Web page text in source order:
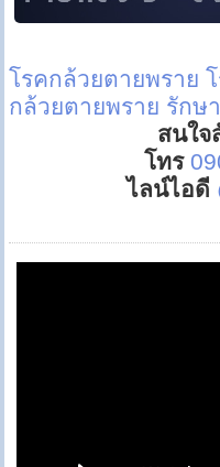
โรคกล้วยตายพราย
กล้วยตายพราย รักษ
สนใจ
โทร
ไลน์ไอดี